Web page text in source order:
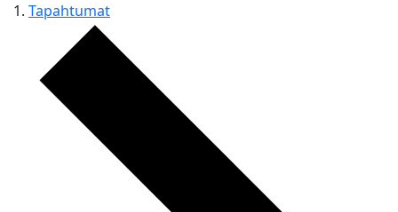
Tapahtumat